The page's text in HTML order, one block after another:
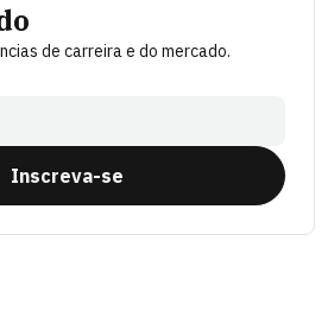
de carreira e do mercado.
Inscreva-se